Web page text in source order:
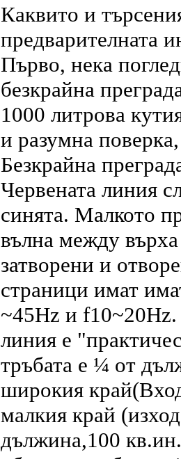
Каквито и
предварителната
Първо, нека
безкрайна
1000 литрова
и разумна
Безкрайна
Червената линия
синята. Малкото
вълна между
затворени и
страници имат
~45Hz и
линия е
тръбата е ¼ от
широкия
малкия край
дължина,100